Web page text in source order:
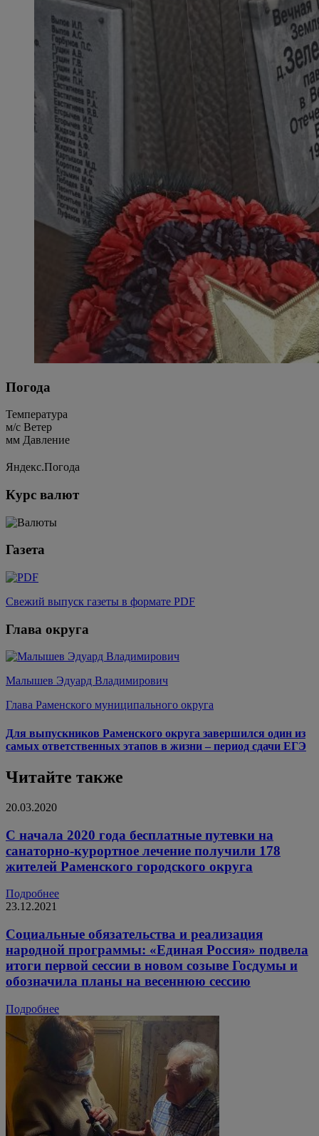
Погода
Температура
м/c Ветер
мм Давление
Яндекс.Погода
Курс валют
Газета
Свежий выпуск газеты в формате PDF
Глава округа
Малышев Эдуард Владимирович
Глава Раменского муниципального округа
Для выпускников Раменского округа завершился один из
самых ответственных этапов в жизни – период сдачи ЕГЭ
Читайте также
20.03.2020
С начала 2020 года бесплатные путевки на
санаторно-курортное лечение получили 178
жителей Раменского городского округа
Подробнее
23.12.2021
Социальные обязательства и реализация
народной программы: «Единая Россия» подвела
итоги первой сессии в новом созыве Госдумы и
обозначила планы на весеннюю сессию
Подробнее